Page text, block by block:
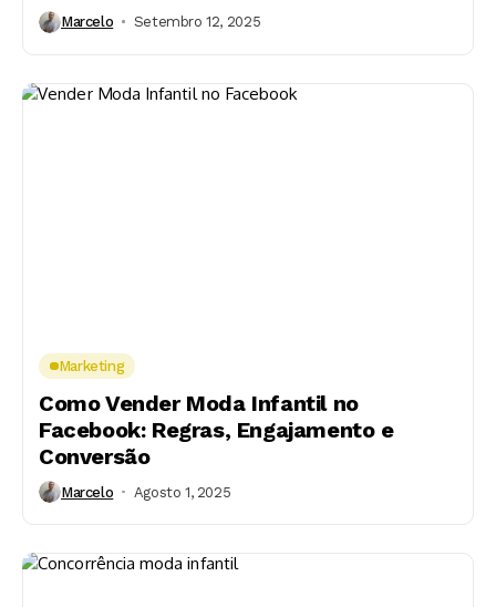
Marcelo Setembro 12, 2025
Marketing
Como Vender Moda Infantil no
Facebook: Regras, Engajamento e
Conversão
Marcelo Agosto 1, 2025